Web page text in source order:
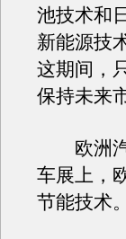
池技术和
新能源技
这期间，
保持未来
欧洲汽
车展上，
节能技术。